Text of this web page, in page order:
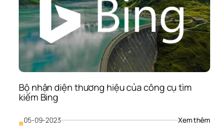
cần
lưu
ý
Bộ nhận diện thương hiệu của công cụ tìm
kiếm Bing
■05-09-2023 Xem thêm: